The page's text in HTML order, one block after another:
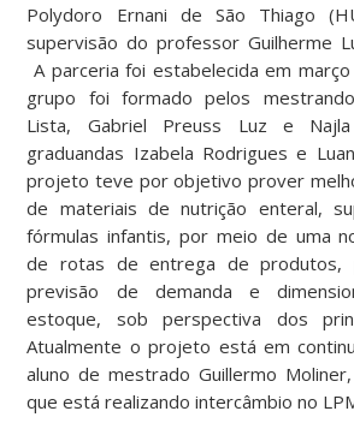
Polydoro Ernani de São Thiago
supervisão do professor Guilherme
A parceria foi estabelecida em
grupo foi formado pelos
Lista, Gabriel Preuss Luz e
graduandas Izabela Rodrigues e
projeto teve por objetivo prover
de materiais de nutrição enteral,
fórmulas infantis, por meio de uma
de rotas de entrega de produtos,
previsão de demanda e
estoque, sob perspectiva dos
Atualmente o projeto está em
aluno de mestrado Guillermo
que está realizando intercâmbio no